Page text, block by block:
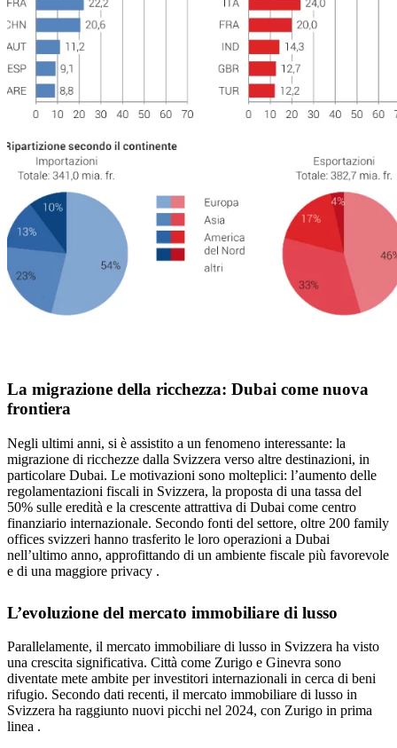
La migrazione della ricchezza: Dubai come nuova
frontiera
Negli ultimi anni, si è assistito a un fenomeno interessante: la
migrazione di ricchezze dalla Svizzera verso altre destinazioni, in
particolare Dubai. Le motivazioni sono molteplici: l’aumento delle
regolamentazioni fiscali in Svizzera, la proposta di una tassa del
50% sulle eredità e la crescente attrattiva di Dubai come centro
finanziario internazionale. Secondo fonti del settore, oltre 200 family
offices svizzeri hanno trasferito le loro operazioni a Dubai
nell’ultimo anno, approfittando di un ambiente fiscale più favorevole
e di una maggiore privacy .
L’evoluzione del mercato immobiliare di lusso
Parallelamente, il mercato immobiliare di lusso in Svizzera ha visto
una crescita significativa. Città come Zurigo e Ginevra sono
diventate mete ambite per investitori internazionali in cerca di beni
rifugio. Secondo dati recenti, il mercato immobiliare di lusso in
Svizzera ha raggiunto nuovi picchi nel 2024, con Zurigo in prima
linea .